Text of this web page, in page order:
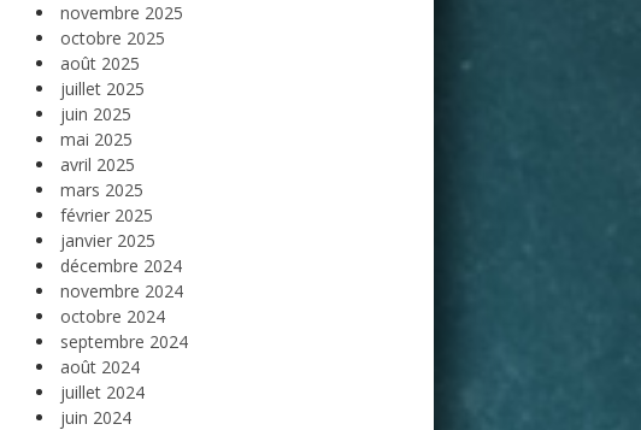
novembre 2025
octobre 2025
août 2025
juillet 2025
juin 2025
mai 2025
avril 2025
mars 2025
février 2025
janvier 2025
décembre 2024
novembre 2024
octobre 2024
septembre 2024
août 2024
juillet 2024
juin 2024